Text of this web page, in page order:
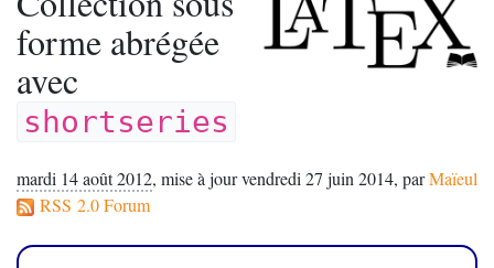
forme abrégée
avec
shortseries
mardi 14 août 2012, mise à jour vendredi 27 juin 2014, parMaïeul
RSS 2.0 Forum